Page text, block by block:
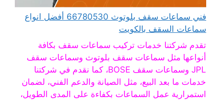
فني سماعات سقف بلوتوث 66780530 أفضل انواع
سماعات السقف بالكويت
تقدم شركتنا خدمات تركيب سماعات سقف بكافة
أنواعها مثل سماعات سقف بلوتوث وسماعات سقف
JPL وسماعات سقف BOSE، كما نقدم في شركتنا
خدمات ما بعد البيع، مثل الصيانة والدعم الفني، لضمان
استمرارية عمل السماعات بكفاءة على المدى الطويل،